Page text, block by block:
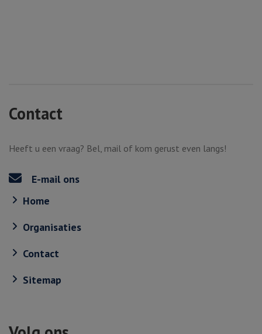
Contact
Heeft u een vraag? Bel, mail of kom gerust even langs!
E-mail ons
Home
Organisaties
Contact
Sitemap